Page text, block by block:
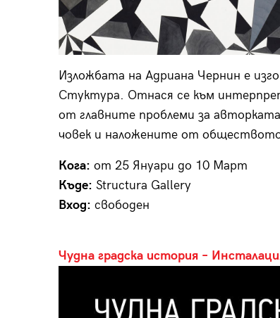
Изложбата на Адриана Чернин е
Стуктура. Отнася се към
от главните проблеми за
човек и наложените от
Кога: от 25 Януари до 10 Март
Къде: Structura Gallery
Вход: свободен
Чудна градска история –